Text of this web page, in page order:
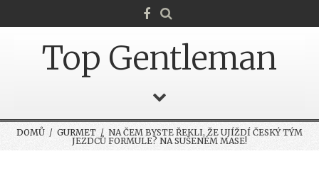
Top Gentleman
DOMŮ / GURMET / NA ČEM BYSTE ŘEKLI, ŽE UJÍŽDÍ ČESKÝ TÝM
JEZDCŮ FORMULE? NA SUŠENÉM MASE!